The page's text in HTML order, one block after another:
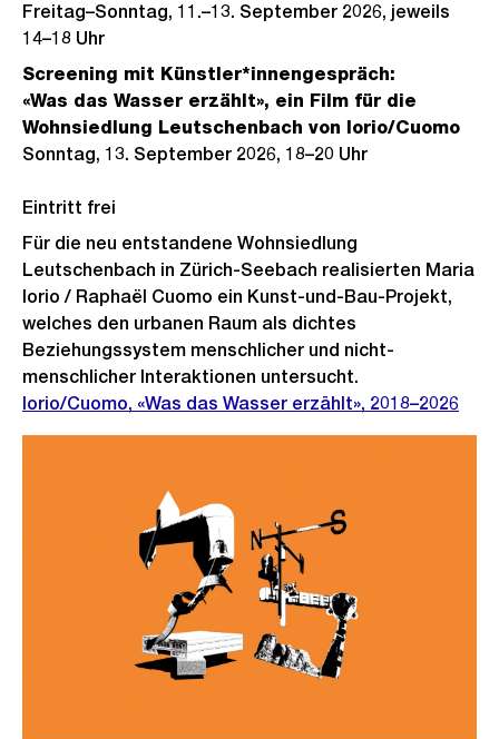
Freitag–Sonntag, 11.–13. September 2026, jeweils
14–18 Uhr
Screening mit Künstler*innengespräch:
«Was das Wasser erzählt», ein Film für die
Wohnsiedlung Leutschenbach von Iorio/Cuomo
Sonntag, 13. September 2026, 18–20 Uhr
Eintritt frei
Für die neu entstandene Wohnsiedlung
Leutschenbach in Zürich-Seebach realisierten Maria
Iorio / Raphaël Cuomo ein Kunst-und-Bau-Projekt,
welches den urbanen Raum als dichtes
Beziehungssystem menschlicher und nicht-
menschlicher Interaktionen untersucht.
Iorio/Cuomo, «Was das Wasser erzählt», 2018–2026